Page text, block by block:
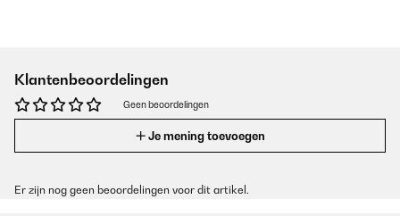
Klantenbeoordelingen
Geen beoordelingen
Je mening toevoegen
Er zijn nog geen beoordelingen voor dit artikel.